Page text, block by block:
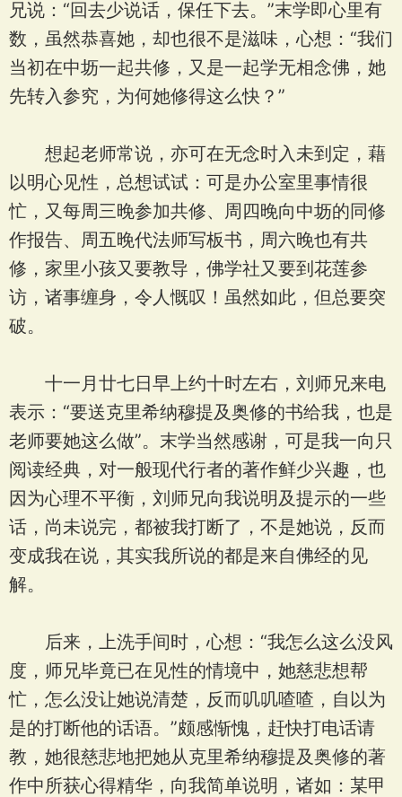
兄说：“回去少说话，保任下去。”末学即心里有
数，虽然恭喜她，却也很不是滋味，心想：“我们
当初在中坜一起共修，又是一起学无相念佛，她
先转入参究，为何她修得这么快？”
想起老师常说，亦可在无念时入未到定，藉
以明心见性，总想试试：可是办公室里事情很
忙，又每周三晚参加共修、周四晚向中坜的同修
作报告、周五晚代法师写板书，周六晚也有共
修，家里小孩又要教导，佛学社又要到花莲参
访，诸事缠身，令人慨叹！虽然如此，但总要突
破。
十一月廿七日早上约十时左右，刘师兄来电
表示：“要送克里希纳穆提及奥修的书给我，也是
老师要她这么做”。末学当然感谢，可是我一向只
阅读经典，对一般现代行者的著作鲜少兴趣，也
因为心理不平衡，刘师兄向我说明及提示的一些
话，尚未说完，都被我打断了，不是她说，反而
变成我在说，其实我所说的都是来自佛经的见
解。
后来，上洗手间时，心想：“我怎么这么没风
度，师兄毕竟已在见性的情境中，她慈悲想帮
忙，怎么没让她说清楚，反而叽叽喳喳，自以为
是的打断他的话语。”颇感惭愧，赶快打电话请
教，她很慈悲地把她从克里希纳穆提及奥修的著
作中所获心得精华，向我简单说明，诸如：某甲